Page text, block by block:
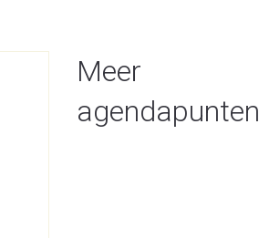
Meer
agendapunten